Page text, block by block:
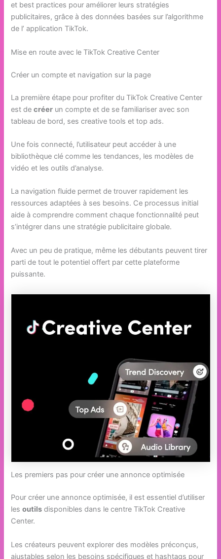
et best practices pour améliorer leurs stratégies
publicitaires, grâce à des données basées sur l’algorithme
de l’ application TikTok.
Mise en route avec le TikTok Creative Center
Créer un compte et navigation sur la page
La première étape pour profiter du TikTok Creative Center
est decréer un compte et de se familiariser avec son
tableau de bord, ses creative tools et top ads.
Une fois connecté, l’utilisateur peut accéder à une
bibliothèque clé comme les tendances, les modèles de
vidéo et les outils d’analyse.
La navigation fluide permet de trouver rapidement les
ressources adaptées à ses besoins. Ce processus initial
aide à comprendre comment chaque fonctionnalité peut
s’intégrer dans une stratégie publicitaire globale.
Avec un peu de pratique, même les débutants peuvent tirer
parti de tout le potentiel offert par cette plateforme
puissante.
Les premiers pas pour créer une annonce optimisée
Pour créer une annonce optimisée, il est essentiel d’utiliser
lesoutils disponibles dans le centre TikTok Creative
Center.
Les créateurs peuvent explorer des modèles préconçus,
ajustables selon les besoins spécifiques et hashtags pour